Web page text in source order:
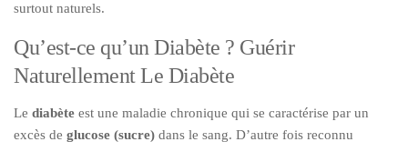
surtout naturels.
Qu’est-ce qu’un Diabète ? Guérir
Naturellement Le Diabète
Le diabète est une maladie chronique qui se caractérise par un
excès de glucose (sucre) dans le sang. D’autre fois reconnu